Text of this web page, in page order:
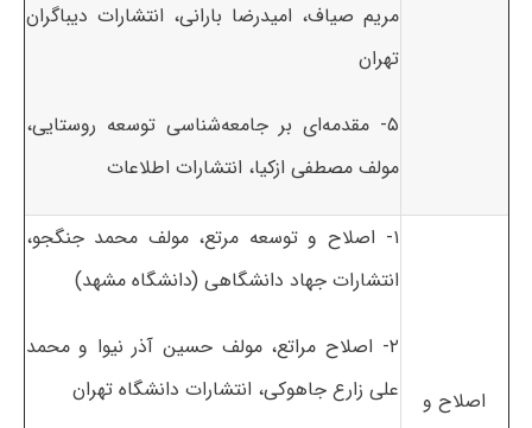
مریم صیاف، امیدرضا بارانی، انتشارات دیباگران
تهران
۵- مقدمه‌ای بر جامعه‌شناسی توسعه روستایی،
مولف مصطفی ازکیا، انتشارات اطلاعات
اصلاح و
۱- اصلاح و توسعه مرتع، مولف محمد جنگجو،
انتشارات جهاد دانشگاهی (دانشگاه مشهد)
۲- اصلاح مراتع، مولف حسین آذر نیوا و محمد
علی زارع جاهوکی، انتشارات دانشگاه تهران